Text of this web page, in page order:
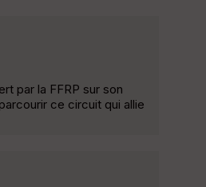
par la FFRP sur son
ce circuit qui allie